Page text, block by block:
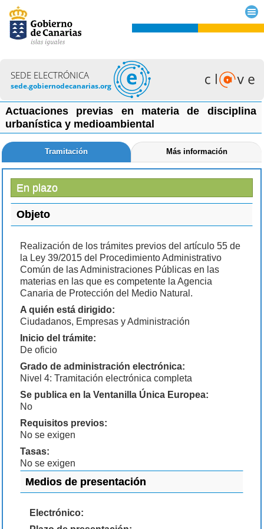
SEDE ELECTRÓNICA
sede.gobiernodecanarias.org
Actuaciones previas en materia de disciplina
urbanística y medioambiental
Tramitación Más información
En plazo
Objeto
Realización de los trámites previos del artículo 55 de
la Ley 39/2015 del Procedimiento Administrativo
Común de las Administraciones Públicas en las
materias en las que es competente la Agencia
Canaria de Protección del Medio Natural.
A quién está dirigido:
Ciudadanos, Empresas y Administración
Inicio del trámite:
De oficio
Grado de administración electrónica:
Nivel 4: Tramitación electrónica completa
Se publica en la Ventanilla Única Europea:
No
Requisitos previos:
No se exigen
Tasas:
No se exigen
Medios de presentación
Electrónico: